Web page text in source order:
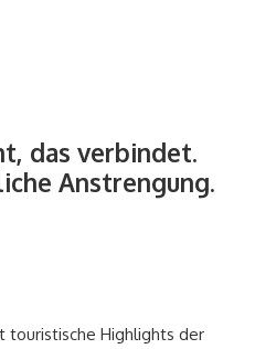
das verbindet.
Anstrengung.
touristische Highlights der